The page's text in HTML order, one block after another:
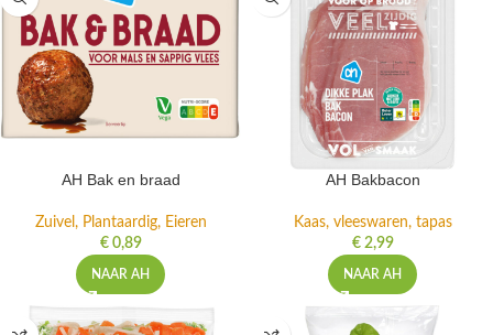
AH Bak en braad
Zuivel, Plantaardig, Eieren
€0,89
NAAR AH
AH Bakbacon
Kaas, vleeswaren, tapas
€2,99
NAAR AH